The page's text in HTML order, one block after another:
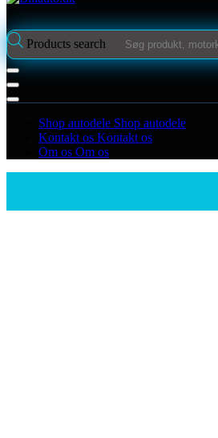
Products search
Shop autodele Shop autodele
Kontakt os Kontakt os
Om os Om os